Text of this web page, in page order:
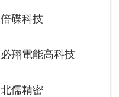
倍碟科技
必翔電能高科技
北儒精密